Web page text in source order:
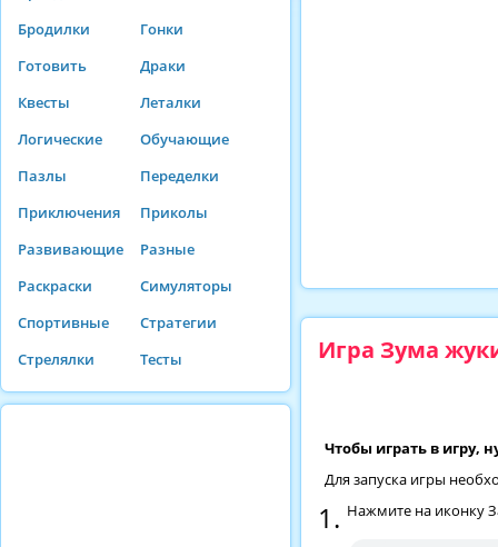
Бродилки
Гонки
Готовить
Драки
Квесты
Леталки
Логические
Обучающие
Пазлы
Переделки
Приключения
Приколы
Развивающие
Разные
Раскраски
Симуляторы
Спортивные
Стратегии
Стрелялки
Тесты Игра Зума
Чтобы играть в игру,
Для запуска игры
Нажмите на иконку